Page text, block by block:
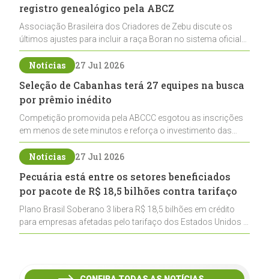
registro genealógico pela ABCZ
Associação Brasileira dos Criadores de Zebu discute os
últimos ajustes para incluir a raça Boran no sistema oficial
de registros, abrindo caminho para sua expansão na
pecuária nacional
Notícias 27 Jul 2026
Seleção de Cabanhas terá 27 equipes na busca
por prêmio inédito
Competição promovida pela ABCCC esgotou as inscrições
em menos de sete minutos e reforça o investimento das
cabanhas na seleção genética de Cavalos Crioulos voltados
ao laço
Notícias 27 Jul 2026
Pecuária está entre os setores beneficiados
por pacote de R$ 18,5 bilhões contra tarifaço
Plano Brasil Soberano 3 libera R$ 18,5 bilhões em crédito
para empresas afetadas pelo tarifaço dos Estados Unidos e
inclui a pecuária entre os setores estratégicos